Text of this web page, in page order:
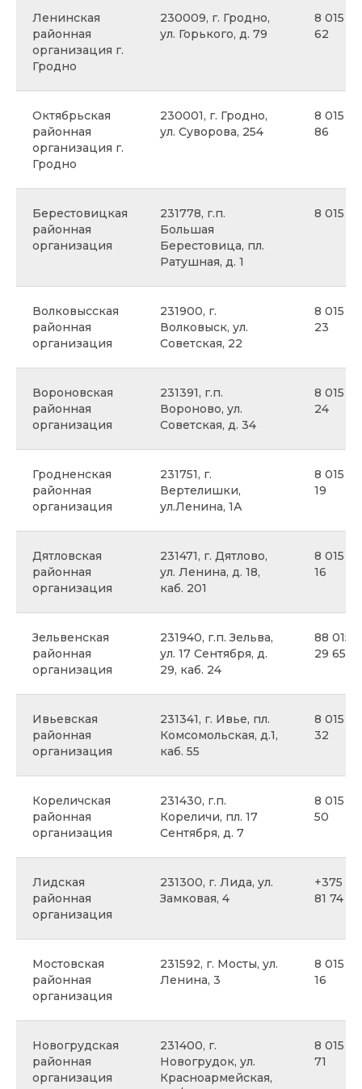
Ленинская
районная
организация г.
Гродно
230009, г. Гродно,
ул. Горького, д. 79
8 015
62
Октябрьская
районная
организация г.
Гродно
230001, г. Гродно,
ул. Суворова, 254
8 015
86
Берестовицкая
районная
организация
231778, г.п.
Большая
Берестовица, пл.
Ратушная, д. 1
8 015
Волковысская
районная
организация
231900, г.
Волковыск, ул.
Советская, 22
8 015
23
Вороновская
районная
организация
231391, г.п.
Вороново, ул.
Советская, д. 34
8 015
24
Гродненская
районная
организация
231751, г.
Вертелишки,
ул.Ленина, 1А
8 015
19
Дятловская
районная
организация
231471, г. Дятлово,
ул. Ленина, д. 18,
каб. 201
8 015
16
Зельвенская
районная
организация
231940, г.п. Зельва,
ул. 17 Сентября, д.
29, каб. 24
88 015
29 65
Ивьевская
районная
организация
231341, г. Ивье, пл.
Комсомольская, д.1,
каб. 55
8 015
32
Кореличская
районная
организация
231430, г.п.
Кореличи, пл. 17
Сентября, д. 7
8 015
50
Лидская
районная
организация
231300, г. Лида, ул.
Замковая, 4
+375
81 74
Мостовская
районная
организация
231592, г. Мосты, ул.
Ленина, 3
8 015
16
Новогрудская
районная
организация
231400, г.
Новогрудок, ул.
Красноармейская,
8 015
71